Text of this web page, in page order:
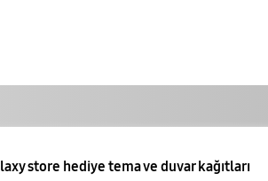
store hediye tema ve duvar kağıtları